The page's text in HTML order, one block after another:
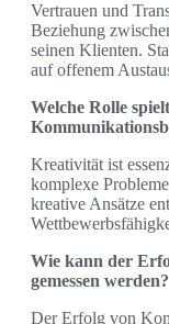
Vertrauen und
Beziehung
seinen Klienten.
auf offenem
Welche Rolle
Kreativität ist
komplexe
kreative Ansätze
Wie kann der
gemessen werden?
Der Erfolg von